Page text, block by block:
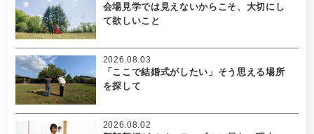
会場見学では見えないからこそ、大切にし
て欲しいこと
「ここで結婚式がしたい」そう思える場所
を探して
2026.08.03
2026.08.02